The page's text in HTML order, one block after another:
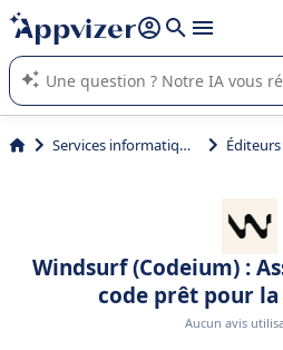
répondre (plusieurs lignes avec
L'IA de Appvizer vous guide dans
logiciel SaaS en entreprise.
Services informatiques
Windsurf (Codeium) :
code prêt pour
Aucun avis